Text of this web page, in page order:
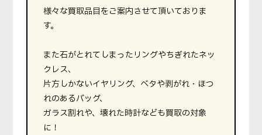
様々な買取品目をご案内させて頂いておりま
す。
また石がとれてしまったリングやちぎれたネッ
クレス、
片方しかないイヤリング、ベタや剥がれ・ほつ
れのあるバッグ、
ガラス割れや、壊れた時計なども買取の対象
に！